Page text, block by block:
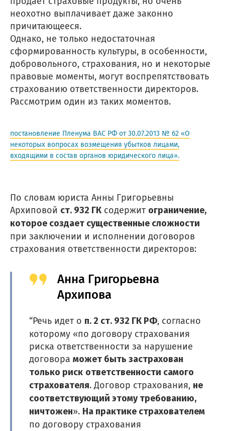
неохотно выплачивает даже законно
причитающееся.
Однако, не только недостаточная
сформированность культуры, в особенности,
добровольного, страхования, но и некоторые
правовые моменты, могут воспрепятствовать
страхованию ответственности директоров.
Рассмотрим один из таких моментов.
постановление Пленума ВАС РФ от 30.07.2013 № 62 «О
некоторых вопросах возмещения убытков лицами,
входящими в состав органов юридического лица».
По словам юриста Анны Григорьевны
Архиповой ст. 932 ГК содержит ограничение,
которое создает существенные сложности
при заключении и исполнении договоров
страхования ответственности директоров:
Анна Григорьевна
Архипова
“Речь идет о п. 2 ст. 932 ГК РФ, согласно
которому «по договору страхования
риска ответственности за нарушение
договораможет быть застрахован
только риск ответственности самого
страхователя. Договор страхования, не
соответствующий этому требованию,
ничтожен». На практике страхователем
по договору страхования